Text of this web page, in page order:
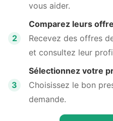
vous aider.
2
Comparez leurs
Recevez des offres
et consultez leur
3
Sélectionnez votre
Choisissez le bon
demande.